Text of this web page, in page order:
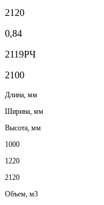
2120
0,84
2119РЧ
2100
Длина, мм
Ширина, мм
Высота, мм
1000
1220
2120
Объем, м3